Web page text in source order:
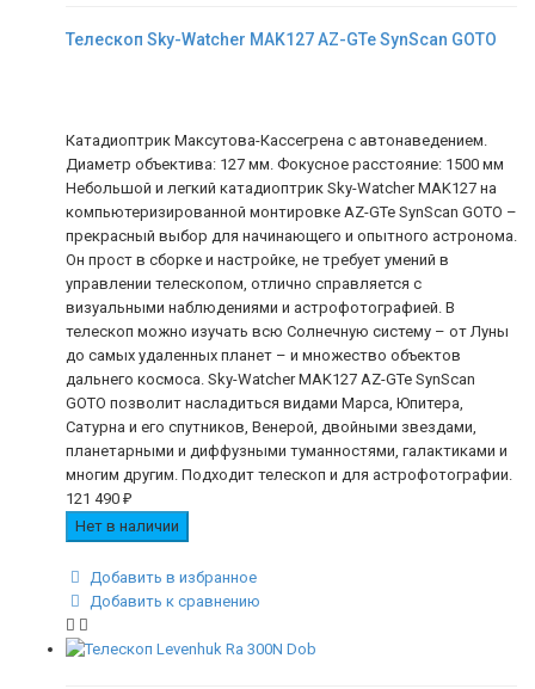
Телескоп Sky-Watcher MAK127 AZ-GTe SynScan GOTO
Катадиоптрик Максутова-Кассегрена с автонаведением.
Диаметр объектива: 127 мм. Фокусное расстояние: 1500 мм
Небольшой и легкий катадиоптрик Sky-Watcher MAK127 на
компьютеризированной монтировке AZ-GTe SynScan GOTO –
прекрасный выбор для начинающего и опытного астронома.
Он прост в сборке и настройке, не требует умений в
управлении телескопом, отлично справляется с
визуальными наблюдениями и астрофотографией. В
телескоп можно изучать всю Солнечную систему – от Луны
до самых удаленных планет – и множество объектов
дальнего космоса. Sky-Watcher MAK127 AZ-GTe SynScan
GOTO позволит насладиться видами Марса, Юпитера,
Сатурна и его спутников, Венерой, двойными звездами,
планетарными и диффузными туманностями, галактиками и
многим другим. Подходит телескоп и для астрофотографии.
121 490 ₽
Нет в наличии
Добавить в избранное
Добавить к сравнению